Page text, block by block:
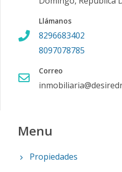
Llámanos
8296683402
8097078785
Correo
Menu
Propiedades